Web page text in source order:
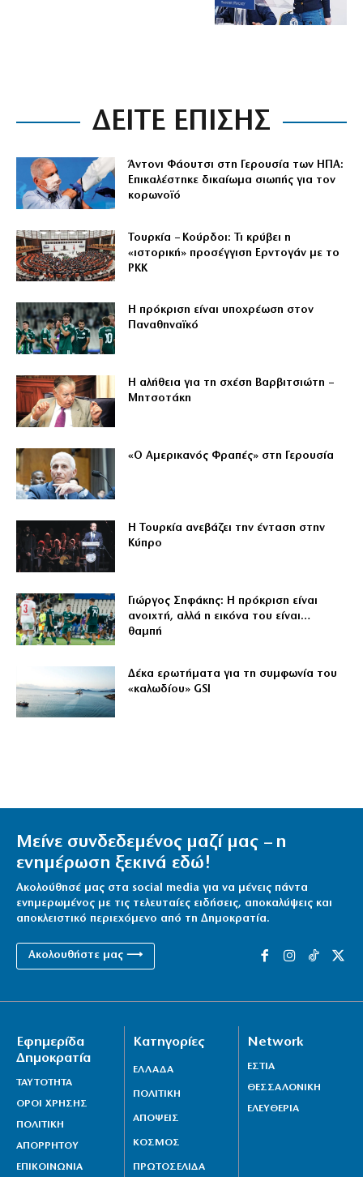
ΔΕΙΤΕ ΕΠΙΣΗΣ
Άντονι Φάουτσι στη Γερουσία των ΗΠΑ:
Επικαλέστηκε δικαίωμα σιωπής για τον
κορωνοϊό
Τουρκία – Κούρδοι: Τι κρύβει η
«ιστορική» προσέγγιση Ερντογάν με το
PKK
Η πρόκριση είναι υποχρέωση στον
Παναθηναϊκό
Η αλήθεια για τη σχέση Βαρβιτσιώτη –
Μητσοτάκη
«Ο Αμερικανός Φραπές» στη Γερουσία
Η Τουρκία ανεβάζει την ένταση στην
Κύπρο
Γιώργος Σηφάκης: Η πρόκριση είναι
ανοιχτή, αλλά η εικόνα του είναι…
θαμπή
Δέκα ερωτήματα για τη συμφωνία του
«καλωδίου» GSI
Μείνε συνδεδεμένος μαζί μας – η
ενημέρωση ξεκινά εδώ!
Ακολούθησέ μας στα social media για να μένεις πάντα
ενημερωμένος με τις τελευταίες ειδήσεις, αποκαλύψεις και
αποκλειστικό περιεχόμενο από τη Δημοκρατία.
Ακολουθήστε μας ⟶
Εφημερίδα
Δημοκρατία
ΤΑΥΤΟΤΗΤΑ
ΟΡΟΙ ΧΡΗΣΗΣ
ΠΟΛΙΤΙΚΗ
ΑΠΟΡΡΗΤΟΥ
ΕΠΙΚΟΙΝΩΝΙΑ
Κατηγορίες
ΕΛΛΑΔΑ
ΠΟΛΙΤΙΚΗ
ΑΠΟΨΕΙΣ
ΚΟΣΜΟΣ
ΠΡΩΤΟΣΕΛΙΔΑ
Network
ΕΣΤΙΑ
ΘΕΣΣΑΛΟΝΙΚΗ
ΕΛΕΥΘΕΡΙΑ